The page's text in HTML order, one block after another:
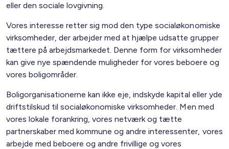
eller den sociale lovgivning.
Vores interesse retter sig mod den type socialøkonomiske
virksomheder, der arbejder med at hjælpe udsatte grupper
tættere på arbejdsmarkedet. Denne form for virksomheder
kan give nye spændende muligheder for vores beboere og
vores boligområder.
Boligorganisationerne kan ikke eje, indskyde kapital eller yde
driftstilskud til socialøkonomiske virksomheder. Men med
vores lokale forankring, vores netværk og tætte
partnerskaber med kommune og andre interessenter, vores
arbejde med beboere og andre frivillige og vores